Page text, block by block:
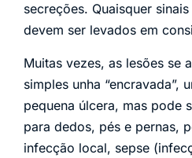
secreções. Quaisquer
devem ser levados em
Muitas vezes, as lesões se
simples unha “encravada”,
pequena úlcera, mas pode
para dedos, pés e pernas,
infecção local, sepse